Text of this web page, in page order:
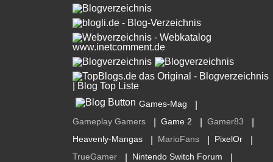
Games-Mag
Gameplay Gamers Game 2 Gamer83
Heavenly-Mangas MarioFans PixelOr
TrueGamer Nintendo Switch Forum